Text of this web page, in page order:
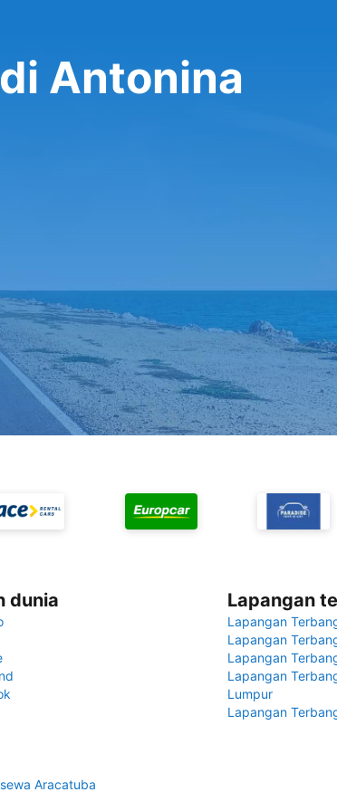
Antonina
dunia Lapangan
Lapangan
Lapangan
Lapangan
Lapangan
Lumpur
Lapangan
Aracatuba